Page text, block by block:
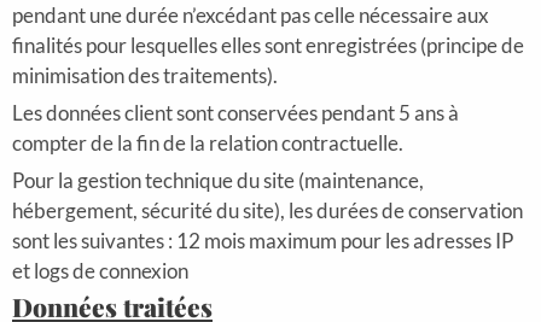
pendant une durée n’excédant pas celle nécessaire aux
finalités pour lesquelles elles sont enregistrées (principe de
minimisation des traitements).
Les données client sont conservées pendant 5 ans à
compter de la fin de la relation contractuelle.
Pour la gestion technique du site (maintenance,
hébergement, sécurité du site), les durées de conservation
sont les suivantes : 12 mois maximum pour les adresses IP
et logs de connexion
Données traitées